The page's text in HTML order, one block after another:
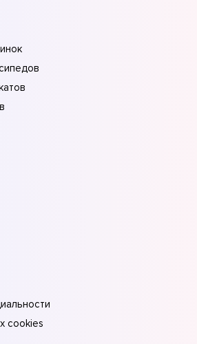
cookies